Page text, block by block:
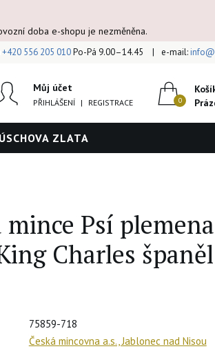
doba e-shopu je nezměněna.
+420 556 205 010Po-Pá 9.00–14.45 e-mail:
Můj účet
PŘIHLÁŠENÍ | REGISTRACE
ÚSCHOVA ZLATA
Psí
Charles španěl
75859-718
Česká mincovna a.s., Jablonec nad Nisou